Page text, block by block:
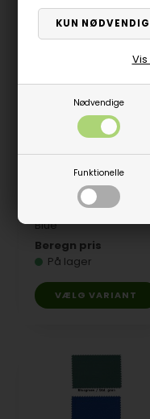
Nødvendige
Funktionelle
Poolklæde Simonis
860, 198 cm Powder
Blue
Beregn pris
På lager
VÆLG VARIANT